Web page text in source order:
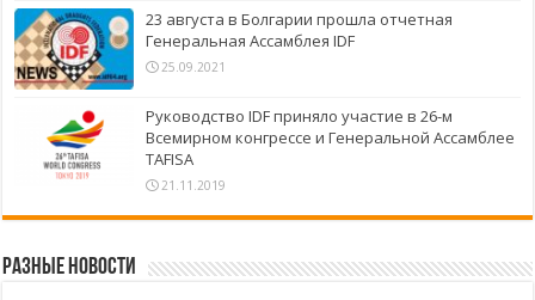
23 августа в Болгарии прошла отчетная
Генеральная Ассамблея IDF
25.09.2021
Руководство IDF приняло участие в 26-м
Всемирном конгрессе и Генеральной Ассамблее
TAFISA
21.11.2019
Разные новости